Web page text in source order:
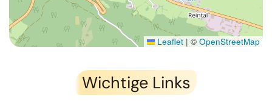
Leaflet | © OpenStreetMap
Wichtige Links